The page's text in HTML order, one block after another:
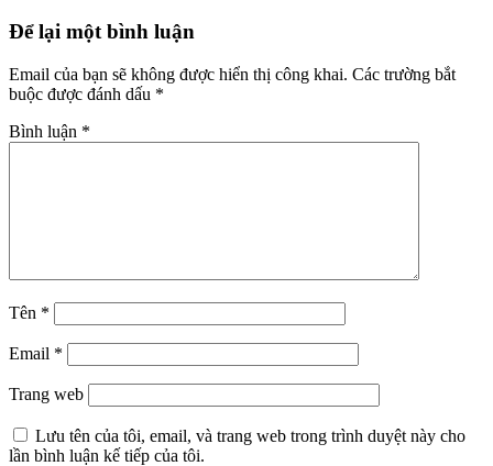
viết
Để lại một bình luận
Email của bạn sẽ không được hiển thị công khai. Các trường bắt
buộc được đánh dấu *
Bình luận *
Tên *
Email *
Trang web
Lưu tên của tôi, email, và trang web trong trình duyệt này cho
lần bình luận kế tiếp của tôi.